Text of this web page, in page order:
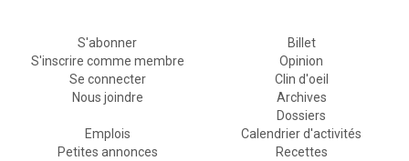
S'abonner
S'inscrire comme membre
Se connecter
Nous joindre
Billet
Opinion
Clin d'oeil
Archives
Dossiers
Emplois
Petites annonces
Calendrier d'activités
Recettes